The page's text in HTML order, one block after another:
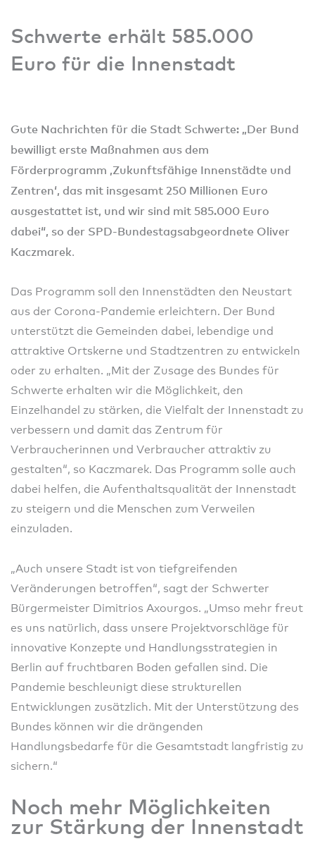
Schwerte erhält 585.000
Euro für die Innenstadt
Gute Nachrichten für die Stadt Schwerte: „Der Bund
bewilligt erste Maßnahmen aus dem
Förderprogramm ,Zukunftsfähige Innenstädte und
Zentren‘, das mit insgesamt 250 Millionen Euro
ausgestattet ist, und wir sind mit 585.000 Euro
dabei“, so der SPD-Bundestagsabgeordnete Oliver
Kaczmarek.
Das Programm soll den Innenstädten den Neustart
aus der Corona-Pandemie erleichtern. Der Bund
unterstützt die Gemeinden dabei, lebendige und
attraktive Ortskerne und Stadtzentren zu entwickeln
oder zu erhalten. „Mit der Zusage des Bundes für
Schwerte erhalten wir die Möglichkeit, den
Einzelhandel zu stärken, die Vielfalt der Innenstadt zu
verbessern und damit das Zentrum für
Verbraucherinnen und Verbraucher attraktiv zu
gestalten“, so Kaczmarek. Das Programm solle auch
dabei helfen, die Aufenthaltsqualität der Innenstadt
zu steigern und die Menschen zum Verweilen
einzuladen.
„Auch unsere Stadt ist von tiefgreifenden
Veränderungen betroffen“, sagt der Schwerter
Bürgermeister Dimitrios Axourgos. „Umso mehr freut
es uns natürlich, dass unsere Projektvorschläge für
innovative Konzepte und Handlungsstrategien in
Berlin auf fruchtbaren Boden gefallen sind. Die
Pandemie beschleunigt diese strukturellen
Entwicklungen zusätzlich. Mit der Unterstützung des
Bundes können wir die drängenden
Handlungsbedarfe für die Gesamtstadt langfristig zu
sichern.“
Noch mehr Möglichkeiten
zur Stärkung der Innenstadt